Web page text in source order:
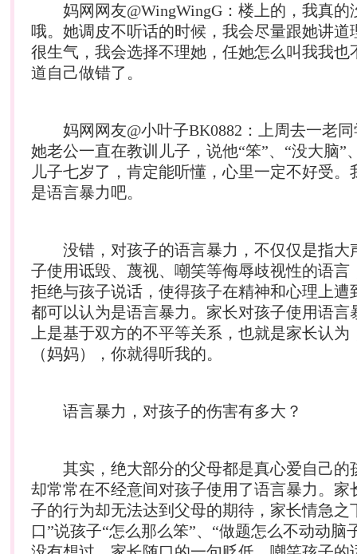
妈网网友@WingWingG：楼上的，我真的
哦。她调皮不听话的时候，我会尽量跟她讲道
很生气，我会选择不理她，任她怎么叫我我也
道自己做错了。
妈网网友@小叶子BK0882：上周去一老同
她老公一直在教训儿子，说他“笨”、“没大脑
儿子七岁了，肯定能听懂，心里一定不好受。
是语言暴力吧。
没错，对孩子的语言暴力，不仅仅是指大
子使用诋毁、蔑视、嘲笑等侮辱歧视性的语言
拒绝与孩子说话，使得孩子在精神和心理上遭
都可以认为是语言暴力。家长对孩子使用语言
上是基于双方的不平等关系，也就是家长认
（妈妈），你就得听我的。
语言暴力，对孩子的伤害有多大？
其实，绝大部分的父母都是真心爱自己的
却常常在不经意间对孩子使用了语言暴力。家
子的行为却无法达到父母的期待，家长情急之
口”说孩子“怎么那么笨”、“做题怎么不动动脑